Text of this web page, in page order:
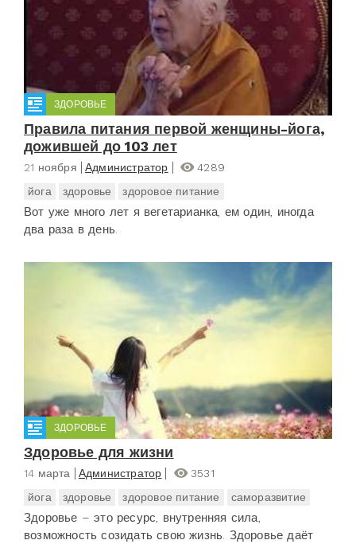
ЗДОРОВЬЕ
Правила питания первой женщины-йога,
дожившей до 103 лет
21 ноября Администратор
4289
йога
здоровье здоровое питание
Вот уже много лет я вегетарианка, ем один, иногда
два раза в день.
ЗДОРОВЬЕ
Здоровье для жизни
14 марта Администратор
3531
йога
здоровье здоровое питание саморазвитие
Здоровье – это ресурс, внутренняя сила,
возможность созидать свою жизнь. Здоровье даёт